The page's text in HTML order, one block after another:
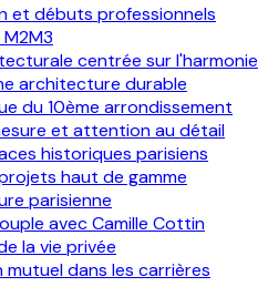
et débuts professionnels
centrée sur l'harmonie
architecture durable
du 10ème arrondissement
et attention au détail
historiques parisiens
haut de gamme
parisienne
avec Camille Cottin
la vie privée
dans les carrières